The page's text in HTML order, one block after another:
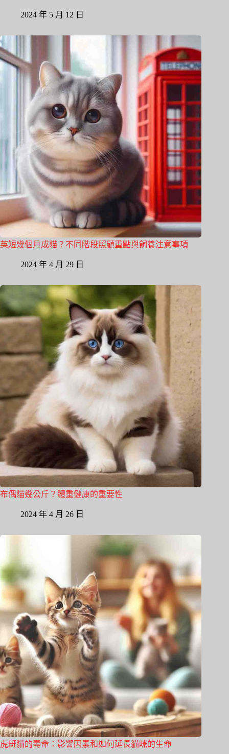
2024 年 5 月 12 日
英短幾個月成貓？不同階段照顧重點與飼養注意事項
2024 年 4 月 29 日
布偶貓幾公斤？體重健康的重要性
2024 年 4 月 26 日
虎斑貓的壽命：影響因素和如何延長貓咪的生命